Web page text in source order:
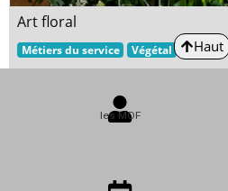
Art floral
Métiers du service Végétal Haut
les MOF